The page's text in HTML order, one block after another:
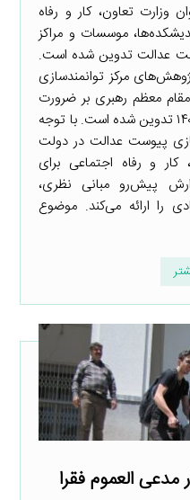
تعاون، کار و رفاه
موسسات و مراکز
عدالت تدوین شده است.
مرکز توانمندسازی
معظم رهبری بر ضرورت
پیوست عدالت، در سال ۱۴۰۰ تا ۱۴۰۳ تدوین شده است. با توجه
پیوست عدالت در دولت
کار و رفاه اجتماعی برای
پیش‌رو مبانی نظری،
را ارائه می‌کند. موضوع
مدعی العموم فقرا